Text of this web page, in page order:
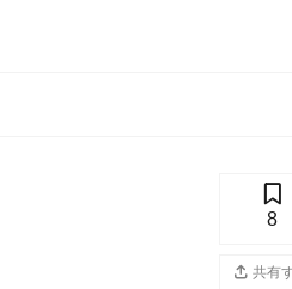
8
共有